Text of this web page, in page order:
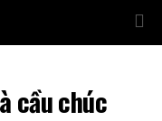
cầu chúc